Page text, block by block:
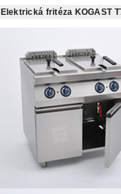
Elektrická fritéza KOGAST